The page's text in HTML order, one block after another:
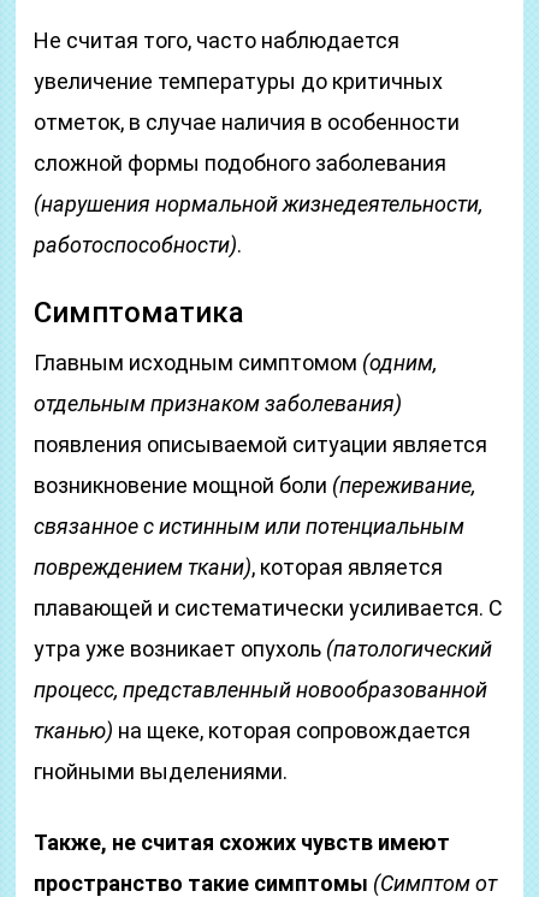
Не считая того, часто наблюдается
увеличение температуры до критичных
отметок, в случае наличия в особенности
сложной формы подобного заболевания
(нарушения нормальной жизнедеятельности,
работоспособности).
Симптоматика
Главным исходным симптомом (одним,
отдельным признаком заболевания)
появления описываемой ситуации является
возникновение мощной боли (переживание,
связанное с истинным или потенциальным
повреждением ткани), которая является
плавающей и систематически усиливается. С
утра уже возникает опухоль (патологический
процесс, представленный новообразованной
тканью) на щеке, которая сопровождается
гнойными выделениями.
Также, не считая схожих чувств имеют
пространство такие симптомы (Симптом от